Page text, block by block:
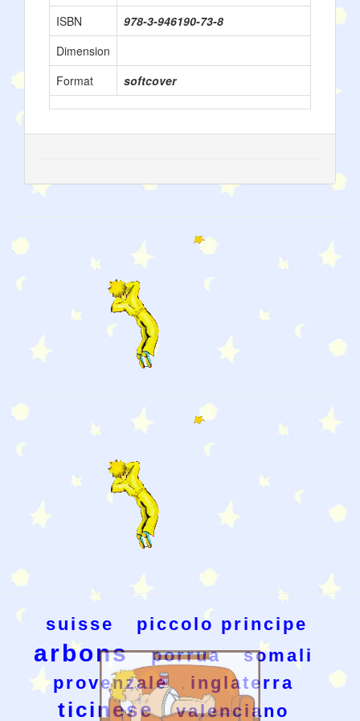
ISBN
978-3-946190-73-8
Dimension
Format
softcover
suisse piccolo principe
arbons porrua
somali
provenzale
inglaterra
ticinese valenciano